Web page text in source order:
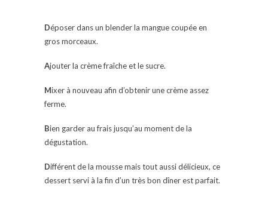
Déposer dans un blender la mangue coupée en
gros morceaux.
Ajouter la crème fraîche et le sucre.
Mixer à nouveau afin d’obtenir une crème assez
ferme.
Bien garder au frais jusqu’au moment de la
dégustation.
Différent de la mousse mais tout aussi délicieux, ce
dessert servi à la fin d’un très bon dîner est parfait.